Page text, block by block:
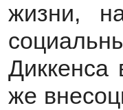
жизни,
Диккенса
же